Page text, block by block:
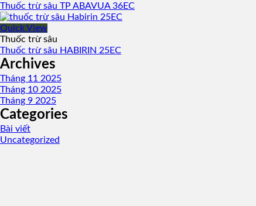
Thuốc trừ sâu TP ABAVUA 36EC
Quick View
Thuốc trừ sâu
Thuốc trừ sâu HABIRIN 25EC
Archives
Tháng 11 2025
Tháng 10 2025
Tháng 9 2025
Categories
Bài viết
Uncategorized